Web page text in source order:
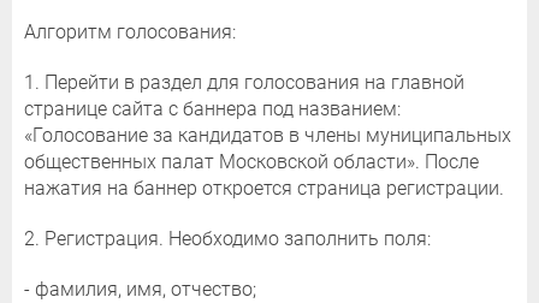
Алгоритм голосования:
1. Перейти в раздел для голосования на главной
странице сайта с баннера под названием:
«Голосование за кандидатов в члены муниципальных
общественных палат Московской области». После
нажатия на баннер откроется страница регистрации.
2. Регистрация. Необходимо заполнить поля:
- фамилия, имя, отчество;